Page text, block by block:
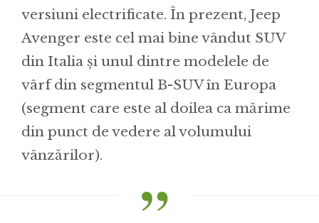
versiuni electrificate. În prezent, Jeep
Avenger este cel mai bine vândut SUV
din Italia și unul dintre modelele de
vârf din segmentul B-SUV în Europa
(segment care este al doilea ca mărime
din punct de vedere al volumului
vânzărilor).